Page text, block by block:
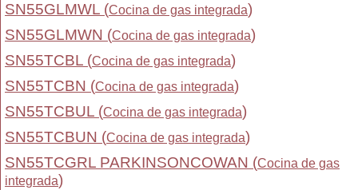
SN55GLMWL (Cocina de gas integrada)
SN55GLMWN (Cocina de gas integrada)
SN55TCBL (Cocina de gas integrada)
SN55TCBN (Cocina de gas integrada)
SN55TCBUL (Cocina de gas integrada)
SN55TCBUN (Cocina de gas integrada)
SN55TCGRL PARKINSONCOWAN (Cocina de gas
integrada)